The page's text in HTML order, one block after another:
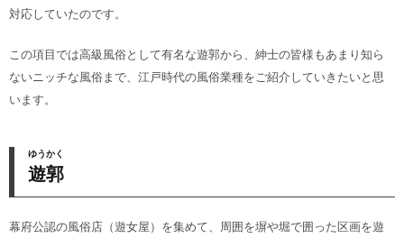
対応していたのです。
この項目では高級風俗として有名な遊郭から、紳士の皆様もあまり知ら
ないニッチな風俗まで、江戸時代の風俗業種をご紹介していきたいと思
います。
遊郭
ゆうかく
幕府公認の風俗店（遊女屋）を集めて、周囲を塀や堀で囲った区画を遊